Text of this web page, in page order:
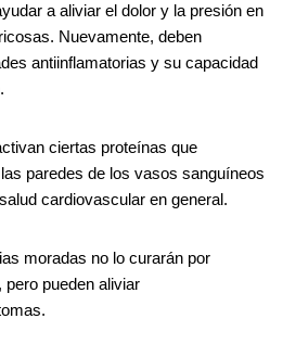
a aliviar el dolor y la presión en
Nuevamente, deben
antiinflamatorias y su capacidad
ciertas proteínas que
paredes de los vasos sanguíneos
cardiovascular en general.
moradas no lo curarán por
pueden aliviar